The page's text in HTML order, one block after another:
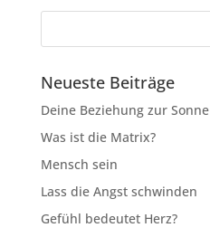
Neueste Beiträge
Deine Beziehung zur Sonne
Was ist die Matrix?
Mensch sein
Lass die Angst schwinden
Gefühl bedeutet Herz?